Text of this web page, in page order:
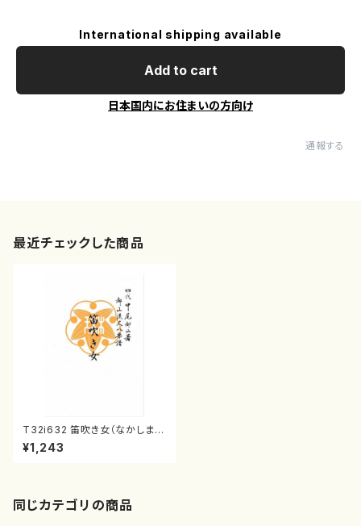
International shipping available
Add to cart
日本国内にお住まいの方向け
通報する
最近チェックした商品
T32i632 笛吹き女（なかしま
やすこ/楽譜）都山流公刊楽譜曲
番:2350
¥1,243
同じカテゴリの商品